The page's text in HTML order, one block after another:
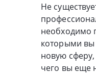
Не
необходимо
которыми вы
новую сферу,
чего вы еще